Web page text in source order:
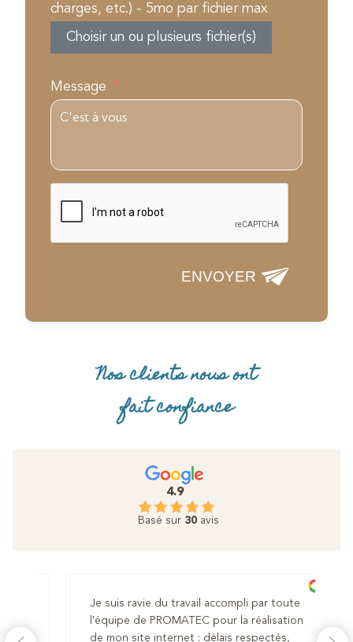
charges, etc.) - 5mo par fichier max
Choisir un ou plusieurs fichier(s)
Message
ENVOYER
Nos clients nous ont
fait confiance
4.9
Basé sur 30 avis
ravie du travail accompli par toute
de PROMATEC pour la réalisation
site internet : délais respectés,
Nous avons fait
pour la refonte
sommes très